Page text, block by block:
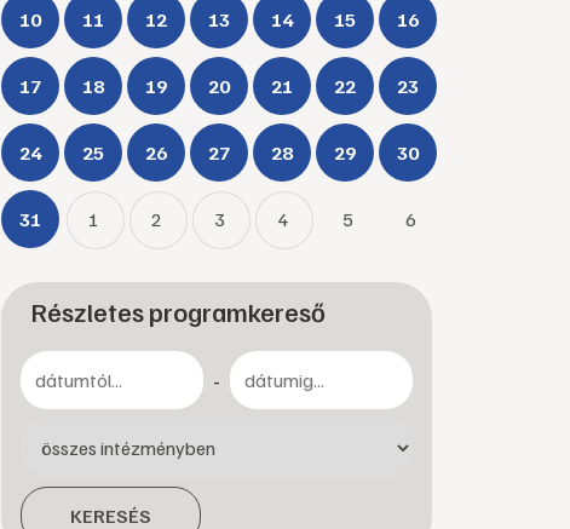
10 11 12 13 14 15 16
17 18 19 20 21 22 23
24 25 26 27 28 29 30
31 1 2 3 4 5 6
Részletes programkereső
-
KERESÉS